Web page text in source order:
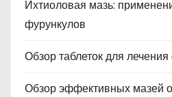
Ихтиоловая мазь:
фурункулов
Обзор таблеток для
Обзор эффективных мазей